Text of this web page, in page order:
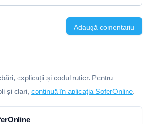
Adaugă comentariu
explicații și codul rutier. Pentru
și clari, continuă în aplicația SoferOnline.